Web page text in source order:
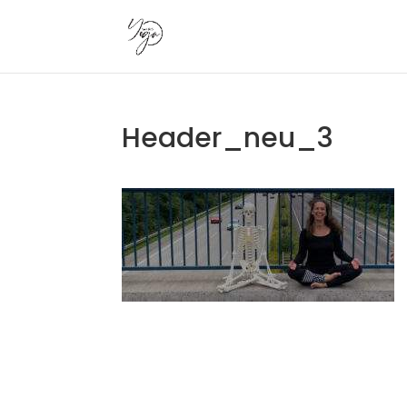
Header_neu_3